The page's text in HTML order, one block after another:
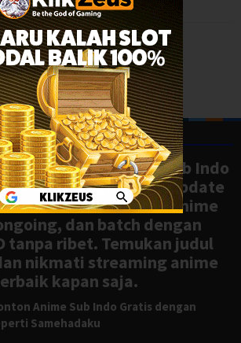
Killer (2026)
,China
situs nonton anime sub Indo
koleksi lengkap dan update
Tonton anime
dan batch dengan
tanpa ribet. Temukan judul
nikmati streaming anime
kapan saja.
Anime Sub Indo Gratis dengan
Samehadaku